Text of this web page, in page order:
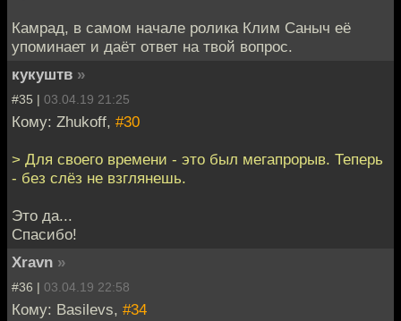
Камрад, в самом начале ролика Клим Саныч её
упоминает и даёт ответ на твой вопрос.
кукуштв »
#35 | 03.04.19 21:25
Кому: Zhukoff, #30
> Для своего времени - это был мегапрорыв. Теперь
- без слёз не взглянешь.
Это да...
Спасибо!
Xravn »
#36 | 03.04.19 22:58
Кому: Basilevs, #34